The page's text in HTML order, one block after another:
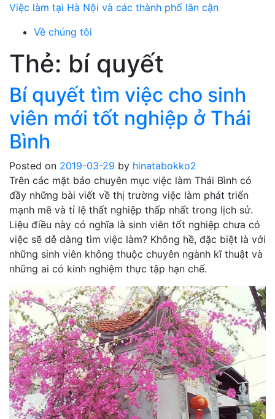
Skip
content
Việc làm tại Hà Nội và các thành phố lân cận
Về chúng tôi
Thẻ: bí quyết
Bí quyết tìm việc cho sinh
viên mới tốt nghiệp ở Thái
Bình
Posted on 2019-03-29 by hinatabokko2
Trên các mặt báo chuyên mục việc làm Thái Bình có
đầy những bài viết về thị trường việc làm phát triển
mạnh mẽ và tỉ lệ thất nghiệp thấp nhất trong lịch sử.
Liệu điều này có nghĩa là sinh viên tốt nghiệp chưa có
việc sẽ dễ dàng tìm việc làm? Không hề, đặc biệt là với
những sinh viên không thuộc chuyên ngành kĩ thuật và
những ai có kinh nghiệm thực tập hạn chế.